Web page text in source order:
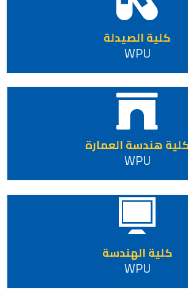
كلية الصيدلة
WPU
هندسة العمارة
WPU
كلية الهندسة
WPU